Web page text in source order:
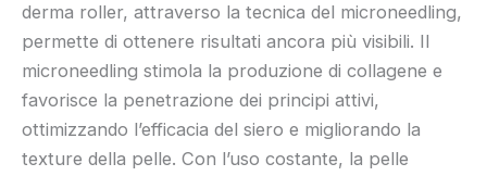
derma roller, attraverso la tecnica del microneedling,
permette di ottenere risultati ancora più visibili. Il
microneedling stimola la produzione di collagene e
favorisce la penetrazione dei principi attivi,
ottimizzando l’efficacia del siero e migliorando la
texture della pelle. Con l’uso costante, la pelle